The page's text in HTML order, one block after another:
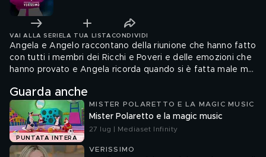
VAI ALLA SERIE LA TUA LISTA CONDIVIDI
Angela e Angelo raccontano della riunione che hanno fatto
con tutti i membri dei Ricchi e Poveri e delle emozioni che
hanno provato e Angela ricorda quando si è fatta male ma
Guarda anche
PUNTATA INTERA
MISTER POLARETTO E LA MAGIC MUSIC
Mister Polaretto e la magic music
27 lug | Mediaset Infinity
VERISSIMO